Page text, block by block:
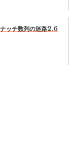
ッチ数列の迷路2.6